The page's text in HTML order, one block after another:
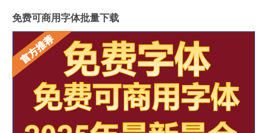
免费可商用字体批量下载